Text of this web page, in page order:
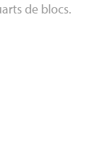
de blocs.